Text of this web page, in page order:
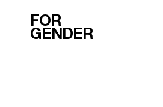
FOR
GENDER